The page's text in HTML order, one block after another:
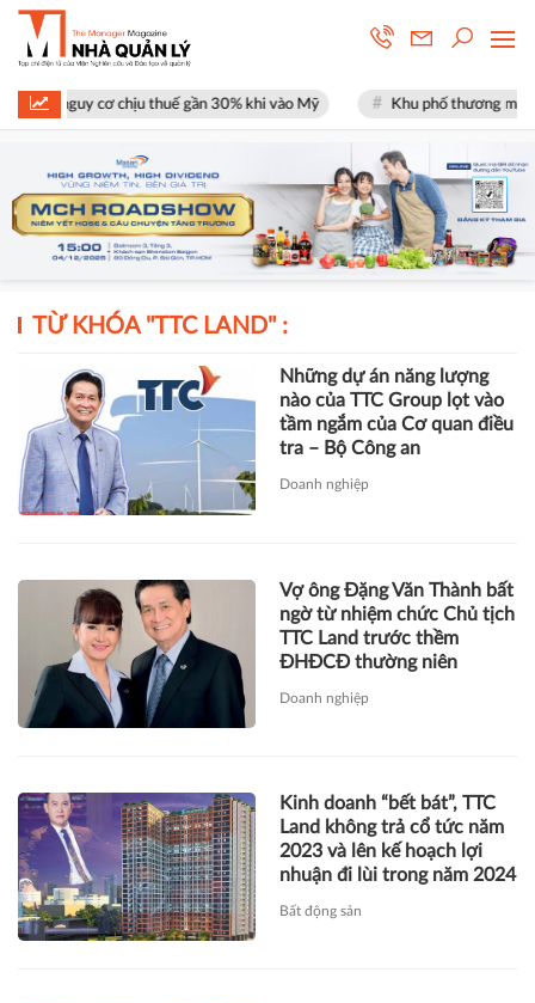
nguy cơ chịu thuế gần 30% khi vào Mỹ Khu phố thương mại
TỪ KHÓA "
Những dự án năng lượng
nào của TTC Group lọt vào
tầm ngắm của Cơ quan điều
Doanh nghiệp
Vợ ông Đặng Văn Thành bất
ngờ từ nhiệm chức Chủ tịch
TTC Land trước thềm
Kinh doanh “bết bát”, TTC
Land không trả cổ tức năm
2023 và lên kế hoạch lợi
Không công bố thông tin về
thanh toán lãi trái phiếu và
chuyển nhượng cổ phần,